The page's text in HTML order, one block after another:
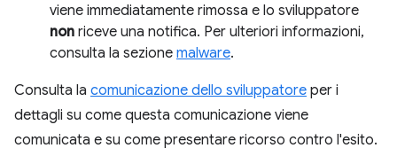
viene immediatamente rimossa e lo sviluppatore
non riceve una notifica. Per ulteriori informazioni,
consulta la sezione malware.
Consulta la comunicazione dello sviluppatore per i
dettagli su come questa comunicazione viene
comunicata e su come presentare ricorso contro l'esito.